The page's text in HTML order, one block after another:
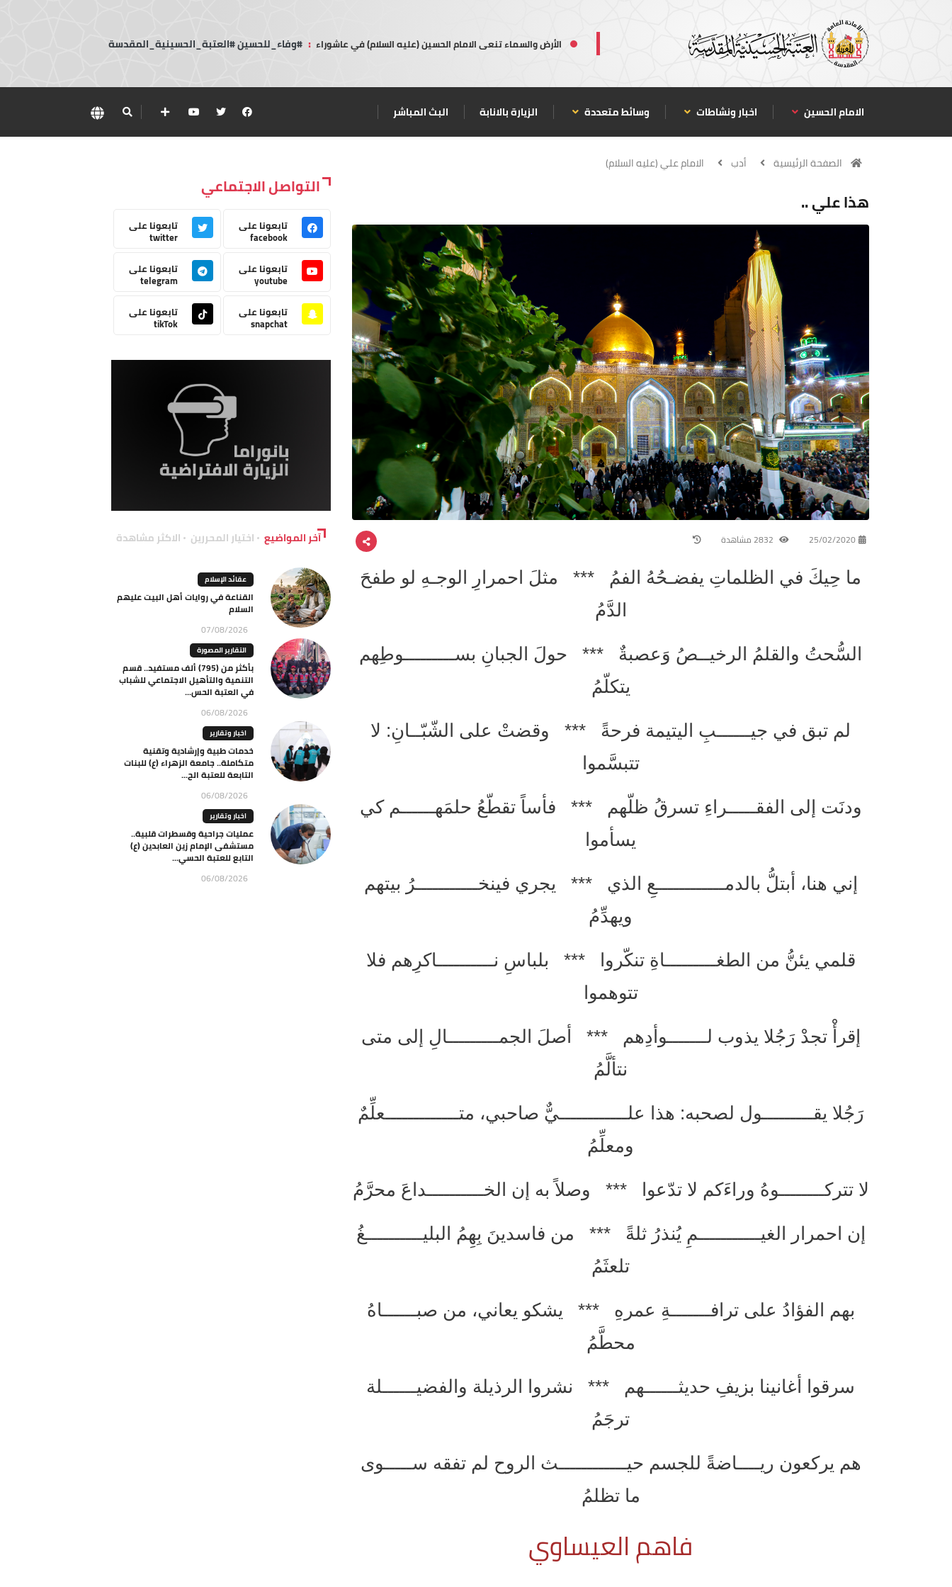
الأرض والسماء تنعى الامام الحسين (عليه السلام) في عاشوراء : #وفاء_للحسين #العتبة_الحسينية_المقدسة
الامام الحسين اخبار ونشاطات وسائط متعددة الزيارة بالانابة البث المباشر
الصفحة الرئيسية أدب الامام علي (عليه السلام)
هذا علي ..
25/02/2020
ما حِيكَ في الظلماتِ يفضـحُهُ الفمُ *** مثلَ احمرارِ الوجـهِ لو طفحَ
الدَّمُ
السُّحتُ والقلمُ الرخيــصُ وَعصبةٌ *** حولَ الجبانِ بســـــــــوطِهم
يتكلّمُ
لم تبق في جيــــــبِ اليتيمة فرحةً *** وقضتْ على الشّبّــانِ: لا
تتبسَّموا
ودنَت إلى الفقـــــراءِ تسرقُ ظلّهم *** فأساً تقطّعُ حلمَهــــــم كي
يسأموا
إني هنا، أبتلُّ بالدمــــــــــــعِ الذي *** يجري فينخـــــــــــرُ بيتهم
ويهدِّمُ
قلمي يئنُّ من الطغـــــــــاةِ تنكّروا *** بلباسِ نــــــــــاكرِهم فلا
تتوهموا
إقرأْ تجدْ رَجُلا يذوب لـــــــوأدِهم *** أصلَ الجمـــــــــالِ إلى متى
نتألَّمُ
رَجُلا يقـــــــــول لصحبه: هذا علــــــــــــيٌّ صاحبي، متـــــــــــــعلِّمٌ
ومعلِّمُ
لا تتركــــــــوهُ وراءَكم لا تدّعوا *** وصلاً به إن الخــــــــــداعَ محرَّمُ
إن احمرار الغيـــــــــــمِ يُنذرُ ثلةً *** من فاسدينَ بِهِمُ البليــــــــــغُ
تلعثَمُ
بهم الفؤادُ على ترافـــــــةِ عمرهِ *** يشكو يعاني، من صبــــــاهُ
محطَّمُ
سرقوا أغانينا بزيفِ حديثــــــهم *** نشروا الرذيلة والفضيــــــلة
ترجَمُ
هم يركعون ريــــاضةً للجسم حيــــــــــــث الروح لم تفقه ســـــوى
ما تظلمُ
فاهم العيساوي
التواصل الاجتماعي
تابعونا على
facebook
تابعونا على
twitter
تابعونا على
youtube
تابعونا على
telegram
تابعونا على
snapchat
تابعونا على
tikTok
آخر المواضيع اختيار المحررين الاكثر مشاهدة
عقائد الإسلام
القناعة في روايات أهل البيت عليهم
السلام
07/08/2026
التقارير المصورة
بأكثر من (795) ألف مستفيد.. قسم
التنمية والتأهيل الاجتماعي للشباب
في العتبة الحس...
06/08/2026
اخبار وتقارير
خدمات طبية وإرشادية وتقنية
متكاملة.. جامعة الزهراء (ع) للبنات
التابعة للعتبة الح...
06/08/2026
اخبار وتقارير
عمليات جراحية وقسطرات قلبية..
مستشفى الإمام زين العابدين (ع)
التابع للعتبة الحسي...
06/08/2026